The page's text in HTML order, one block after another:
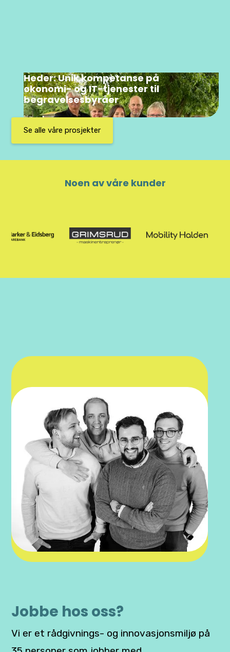
Heder: Unik kompetanse på
økonomi- og IT-tjenester til
begravelsesbyråer
Se alle våre prosjekter
Noen av våre kunder
Jobbe hos oss?
Vi er et rådgivnings- og innovasjonsmiljø på